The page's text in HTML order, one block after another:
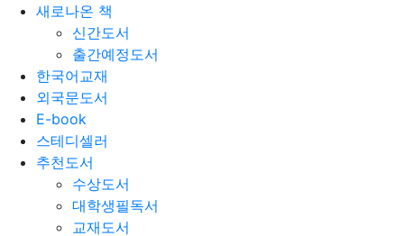
새로나온 책
신간도서
출간예정도서
한국어교재
외국문도서
E-book
스테디셀러
추천도서
수상도서
대학생필독서
교재도서